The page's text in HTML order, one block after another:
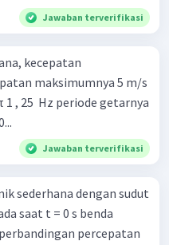
Jawaban terverifikasi
kecepatan
maksimumnya 5 m/s
Jawaban terverifikasi
sederhana dengan sudut
saat t = 0 s benda
percepatan